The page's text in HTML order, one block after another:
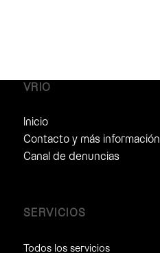
VRIO
Inicio
Contacto y más información
Canal de denuncias
SERVICIOS
Todos los servicios